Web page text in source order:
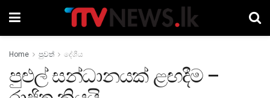
Home පුවත් දේශීය
පුළුල් සන්ධානයක් ළඟදීම –